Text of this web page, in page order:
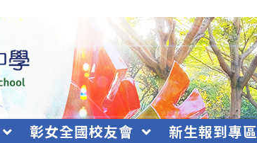
彰女全國校友會 新生報到專區